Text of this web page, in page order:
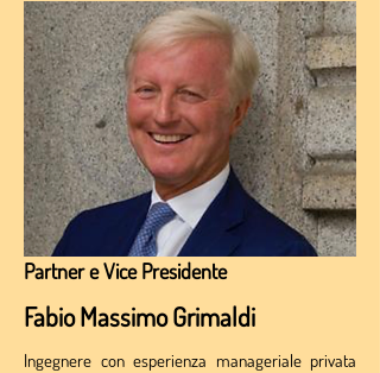
Partner e Vice Presidente
Fabio Massimo Grimaldi
Ingegnere con esperienza manageriale privata